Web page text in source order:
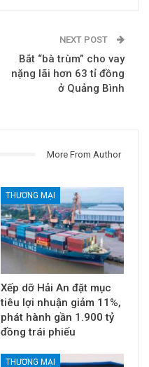
NEXT POST
Bắt “bà trùm” cho vay
nặng lãi hơn 63 tỉ đồng
ở Quảng Bình
More From Author
THƯƠNG MẠI
Xếp dỡ Hải An đặt mục
tiêu lợi nhuận giảm 11%,
phát hành gần 1.900 tỷ
đồng trái phiếu
THƯƠNG MẠI